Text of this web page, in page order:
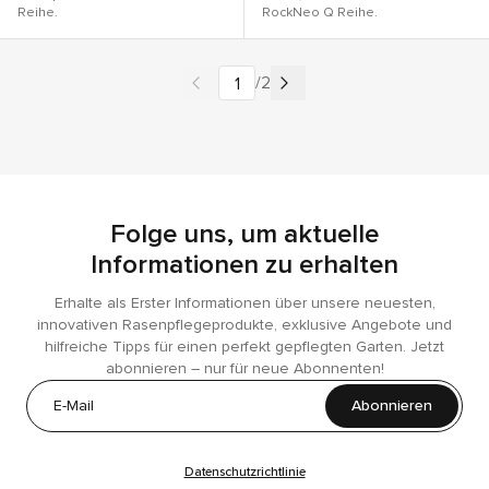
Reihe.
RockNeo Q Reihe.
pagination.jumpTo
/2
pagination.currentPage 1,
Folge uns, um aktuelle
Informationen zu erhalten
Erhalte als Erster Informationen über unsere neuesten,
innovativen Rasenpflegeprodukte, exklusive Angebote und
hilfreiche Tipps für einen perfekt gepflegten Garten. Jetzt
abonnieren – nur für neue Abonnenten!
Abonnieren
Datenschutzrichtlinie